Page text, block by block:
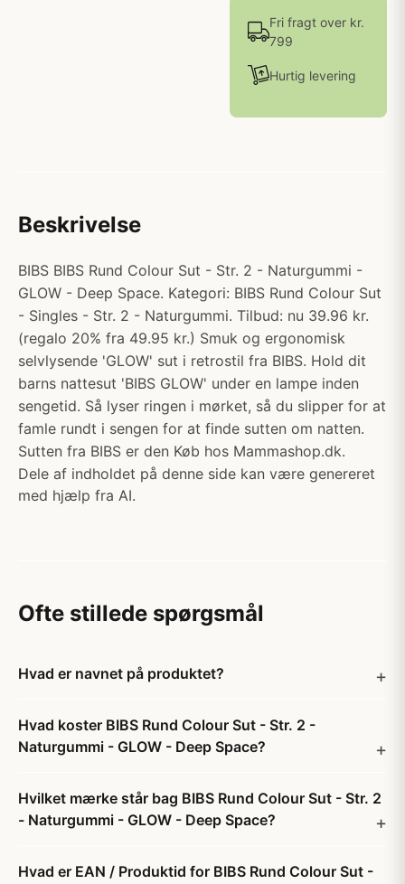
Fri fragt over kr.
799
Hurtig levering
Beskrivelse
BIBS BIBS Rund Colour Sut - Str. 2 - Naturgummi -
GLOW - Deep Space. Kategori: BIBS Rund Colour Sut
- Singles - Str. 2 - Naturgummi. Tilbud: nu 39.96 kr.
(regalo 20% fra 49.95 kr.) Smuk og ergonomisk
selvlysende 'GLOW' sut i retrostil fra BIBS. Hold dit
barns nattesut 'BIBS GLOW' under en lampe inden
sengetid. Så lyser ringen i mørket, så du slipper for at
famle rundt i sengen for at finde sutten om natten.
Sutten fra BIBS er den Køb hos Mammashop.dk.
Dele af indholdet på denne side kan være genereret
med hjælp fra AI.
Ofte stillede spørgsmål
Hvad er navnet på produktet?
Hvad koster BIBS Rund Colour Sut - Str. 2 -
Naturgummi - GLOW - Deep Space?
Hvilket mærke står bag BIBS Rund Colour Sut - Str. 2
- Naturgummi - GLOW - Deep Space?
Hvad er EAN / Produktid for BIBS Rund Colour Sut -